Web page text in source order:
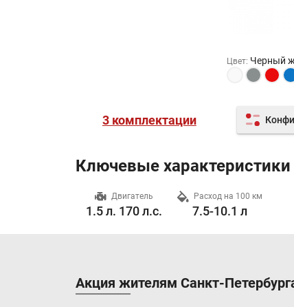
Цвет: Черный
3 комплектации
Ключевые характеристики
Двигатель
1.5 л. 170 л.с.
Расход на 100 км
7.5-10.1 л
Акция жителям Санкт-